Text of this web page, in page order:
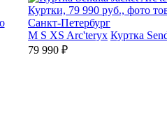
M S XS Arc'teryx Куртка
79 990 ₽